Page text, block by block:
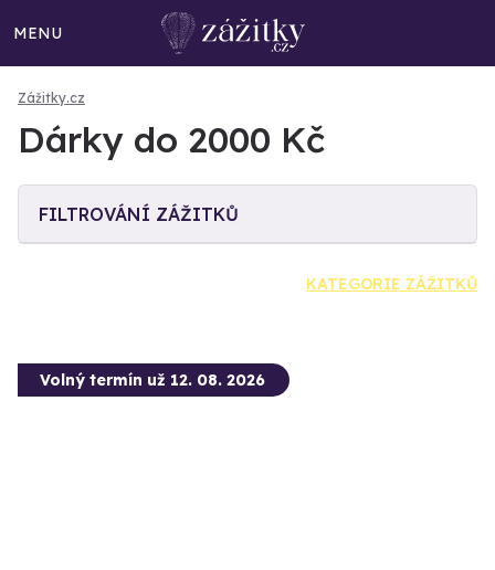
MENU
Zážitky.cz
Dárky do 2000 Kč
FILTROVÁNÍ ZÁŽITKŮ
KATEGORIE ZÁŽITKŮ
Volný termín už 12. 08. 2026